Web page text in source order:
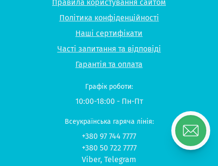
Правила користування сайтом
Політика конфіденційності
Наші сертифікати
Часті запитання та відповіді
Гарантія та оплата
Графік роботи:
10:00-18:00 - Пн-Пт
Всеукраїнська гаряча лінія:
+380 97 744 7777
+380 50 722 7777
Viber, Telegram